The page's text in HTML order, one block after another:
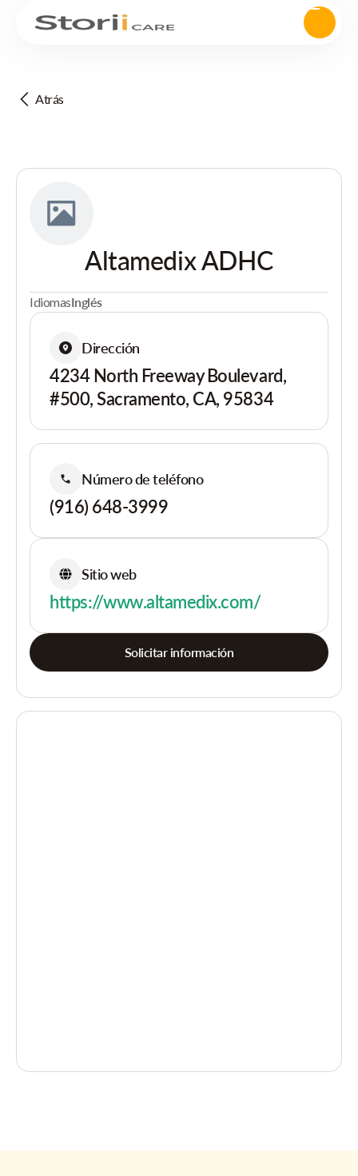
Atrás
Altamedix ADHC
IdiomasInglés
Dirección
4234 North Freeway Boulevard,
#500, Sacramento, CA, 95834
Número de teléfono
(916) 648-3999
Sitio web
https://www.altamedix.com/
Solicitar información